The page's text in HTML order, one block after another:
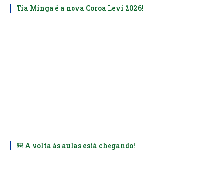
Tia Minga é a nova Coroa Levi 2026!
🎒 A volta às aulas está chegando!